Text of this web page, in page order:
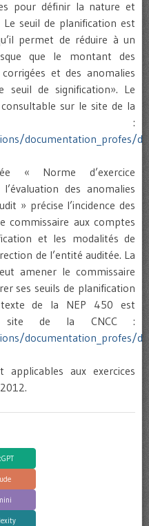
pour définir la nature et
Le seuil de planification est
permet de réduire à un
que le montant des
et des anomalies
seuil de signification». Le
sur le site de la
:
documentation_profes/
« Norme d’exercice
des anomalies
» précise l’incidence des
commissaire aux comptes
et les modalités de
de l’entité auditée. La
amener le commissaire
ses seuils de planification
de la NEP 450 est
site de la CNCC :
documentation_profes/
applicables aux exercices